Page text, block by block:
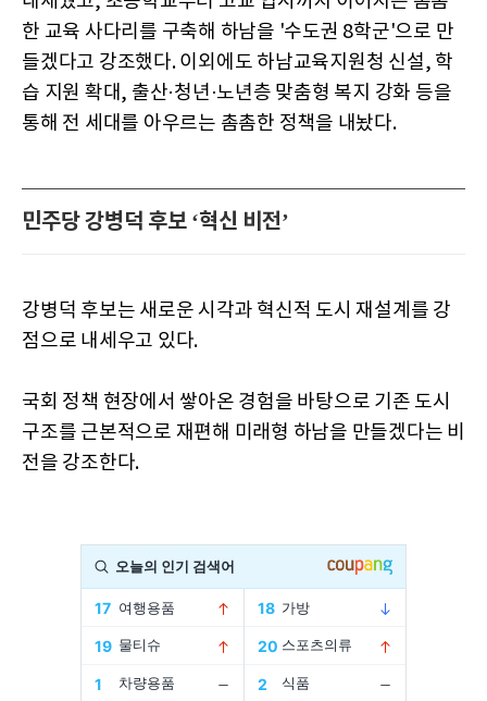
한 교육 사다리를 구축해 하남을 '수도권 8학군'으로 만
들겠다고 강조했다. 이외에도 하남교육지원청 신설, 학
습 지원 확대, 출산·청년·노년층 맞춤형 복지 강화 등을
통해 전 세대를 아우르는 촘촘한 정책을 내놨다.
민주당 강병덕 후보 ‘혁신 비전’
강병덕 후보는 새로운 시각과 혁신적 도시 재설계를 강
점으로 내세우고 있다.
국회 정책 현장에서 쌓아온 경험을 바탕으로 기존 도시
구조를 근본적으로 재편해 미래형 하남을 만들겠다는 비
전을 강조한다.